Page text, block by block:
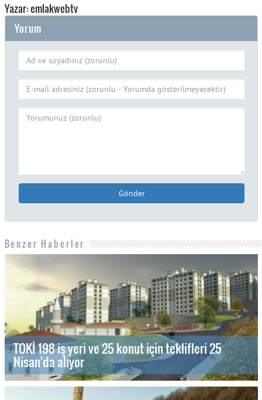
Yazar: emlakwebtv
Yorum
Gönder
Benzer Haberler
TOKİ 198 iş yeri ve 25 konut için teklifleri 25
Nisan'da alıyor